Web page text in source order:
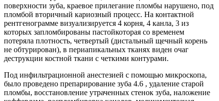
поверхности зуба, краевое прилегание пломбы нарушено, под
пломбой вторичный кариозный процесс. На контактной
рентгенограмме визуализируется 4 корня, 4 канла, 3 из
которых запломбированы пастойкоторая со временем
потеряла плотность, четвертый (дистальный щечный корень
не обтурирован), в периапикальных тканях виден очаг
деструкции костной ткани с четкими контурами.
Под инфильтрационной анестезией с помощью микроскопа,
было проведено препарирование зуба 4.6 , удаление старой
пломбы, восстановление утраченных стенок зуба, наложение